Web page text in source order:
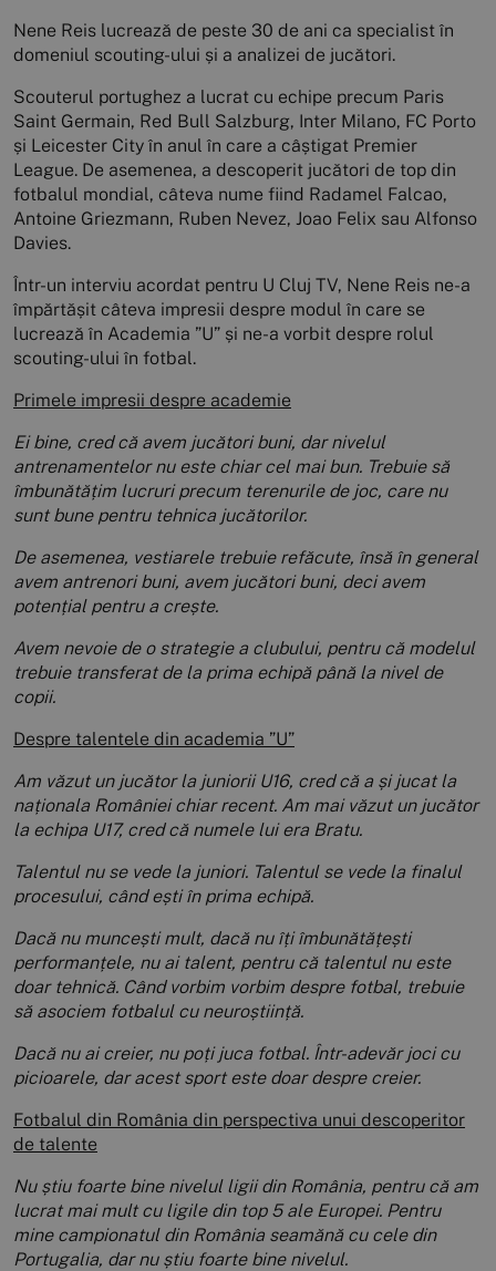
Nene Reis lucrează de peste 30 de ani ca specialist în
domeniul scouting-ului și a analizei de jucători.
Scouterul portughez a lucrat cu echipe precum Paris
Saint Germain, Red Bull Salzburg, Inter Milano, FC Porto
și Leicester City în anul în care a câștigat Premier
League. De asemenea, a descoperit jucători de top din
fotbalul mondial, câteva nume fiind Radamel Falcao,
Antoine Griezmann, Ruben Nevez, Joao Felix sau Alfonso
Davies.
Într-un interviu acordat pentru U Cluj TV, Nene Reis ne-a
împărtășit câteva impresii despre modul în care se
lucrează în Academia ”U” și ne-a vorbit despre rolul
scouting-ului în fotbal.
Primele impresii despre academie
Ei bine, cred că avem jucători buni, dar nivelul
antrenamentelor nu este chiar cel mai bun. Trebuie să
îmbunătățim lucruri precum terenurile de joc, care nu
sunt bune pentru tehnica jucătorilor.
De asemenea, vestiarele trebuie refăcute, însă în general
avem antrenori buni, avem jucători buni, deci avem
potențial pentru a crește.
Avem nevoie de o strategie a clubului, pentru că modelul
trebuie transferat de la prima echipă până la nivel de
copii.
Despre talentele din academia ”U”
Am văzut un jucător la juniorii U16, cred că a și jucat la
naționala României chiar recent. Am mai văzut un jucător
la echipa U17, cred că numele lui era Bratu.
Talentul nu se vede la juniori. Talentul se vede la finalul
procesului, când ești în prima echipă.
Dacă nu muncești mult, dacă nu îți îmbunătățești
performanțele, nu ai talent, pentru că talentul nu este
doar tehnică. Când vorbim vorbim despre fotbal, trebuie
să asociem fotbalul cu neuroștiință.
Dacă nu ai creier, nu poți juca fotbal. Într-adevăr joci cu
picioarele, dar acest sport este doar despre creier.
Fotbalul din România din perspectiva unui descoperitor
de talente
Nu știu foarte bine nivelul ligii din România, pentru că am
lucrat mai mult cu ligile din top 5 ale Europei. Pentru
mine campionatul din România seamănă cu cele din
Portugalia, dar nu știu foarte bine nivelul.